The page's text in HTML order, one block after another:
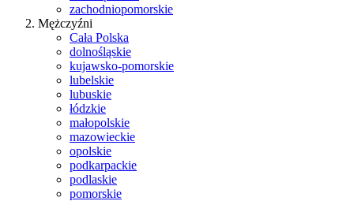
zachodniopomorskie
Mężczyźni
Cała Polska
dolnośląskie
kujawsko-pomorskie
lubelskie
lubuskie
łódzkie
małopolskie
mazowieckie
opolskie
podkarpackie
podlaskie
pomorskie